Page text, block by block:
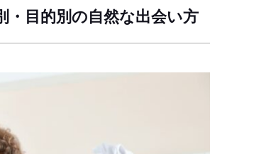
・目的別の自然な出会い方